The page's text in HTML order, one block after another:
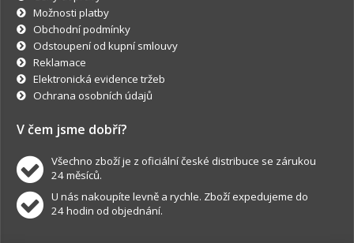
Možnosti platby
Obchodní podmínky
Odstoupení od kupní smlouvy
Reklamace
Elektronická evidence tržeb
Ochrana osobních údajů
V čem jsme dobří?
Všechno zboží je z oficiální české distribuce se zárukou
24 měsíců.
U nás nakoupíte levně a rychle. Zboží expedujeme do
24 hodin od objednání.